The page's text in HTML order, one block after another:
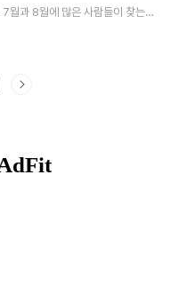
월과 8월에 많은 사람들이 찾는
연꽃을 보며 힐링 할 수 있는 관곡
가져온 연꽃씨를 심은 뒤 널리 퍼